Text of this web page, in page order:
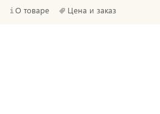
О товаре Цена и заказ